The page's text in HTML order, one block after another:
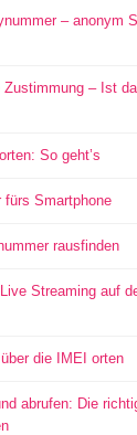
– anonym
Zustimmung – Ist
So geht’s
fürs Smartphone
rausfinden
Streaming auf
die IMEI orten
abrufen: Die